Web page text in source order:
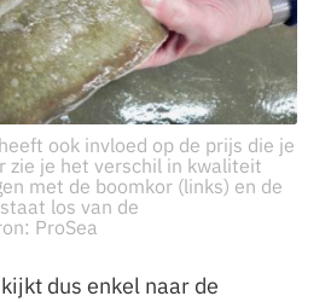
ook invloed op de prijs die je
zie je het verschil in kwaliteit
met de boomkor (links) en de
los van de
ProSea
dus enkel naar de